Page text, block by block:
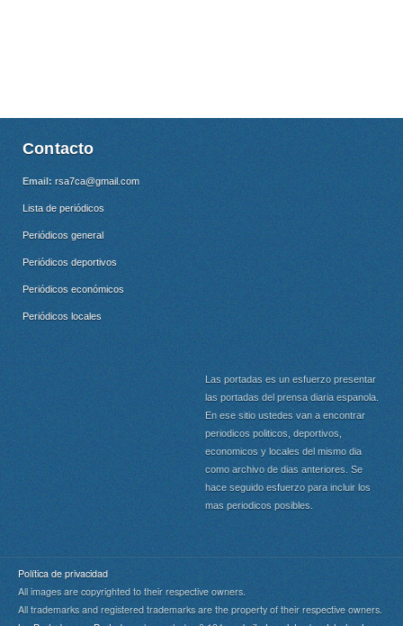
Contacto
Email: rsa7ca@gmail.com
Lista de periódicos
Periódicos general
Periódicos deportivos
Periódicos económicos
Periódicos locales
Las portadas es un esfuerzo presentar
las portadas del prensa diaria espanola.
En ese sitio ustedes van a encontrar
periodicos politicos, deportivos,
economicos y locales del mismo dia
como archivo de dias anteriores. Se
hace seguido esfuerzo para incluir los
mas periodicos posibles.
Política de privacidad
All images are copyrighted to their respective owners.
All trademarks and registered trademarks are the property of their respective owners.